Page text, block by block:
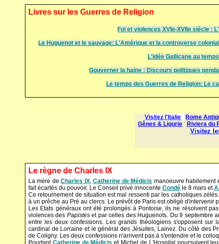
Livres sur les Guerres de Religion
Foi et violences XVIe-XVIIe siècle :
Le Huguenot et le sauvage: L'Amérique et la controverse
L'idée Gallicane au
Gouverner la haine : Discours politiques
Le temps des Guerres de Religion: Le
Le règne de Charles IX
La mère deCharles IX,Catherine de Médicis manoeuvre habilement
fait écartés du pouvoir. Le Conseil privé innocente Condé le 8 mars et
Ce retournement de situation est mal ressenti par les catholiques
à un prêche au Pré au clercs. Le prévôt de Paris est obligé d'intervenir
Les Etats généraux ont été prolongés à Pontoise, ils ne résolvent
violences des Papisteset par celles des Huguenots. Du 9 septembre
entre les deux confessions. Les grands théologiens s'opposent
cardinal de Lorraine et le général des Jésuites, Lainez. Du côté des
de Coligny. Les deux confessions n'arrivent pas à s'entendre et le
Pourtant Catherine de Médicis et Michel de L'Hospital poursuivent